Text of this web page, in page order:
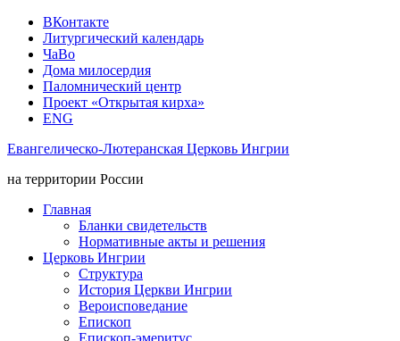
ВКонтакте
Литургический календарь
ЧаВо
Дома милосердия
Паломнический центр
Проект «Открытая кирха»
ENG
Евангелическо-Лютеранская Церковь Ингрии
на территории России
Главная
Бланки свидетельств
Нормативные акты и решения
Церковь Ингрии
Структура
История Церкви Ингрии
Вероисповедание
Епископ
Епископ-эмеритус